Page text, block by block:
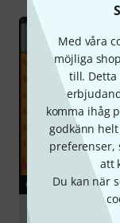
Med våra
möjliga
till. Detta
komma ihåg
godkänn
preferenser,
att
Du kan när
GUIDE
Sound